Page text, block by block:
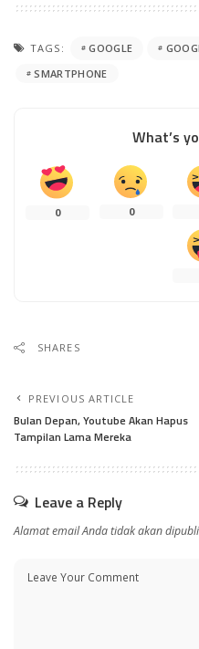
TAGS: GOOGLE
SMARTPHONE
What’s
0 0
SHARES
PREVIOUS ARTICLE
Bulan Depan, Youtube Akan Hapus
Tampilan Lama Mereka
Leave a Reply
Alamat email Anda tidak akan